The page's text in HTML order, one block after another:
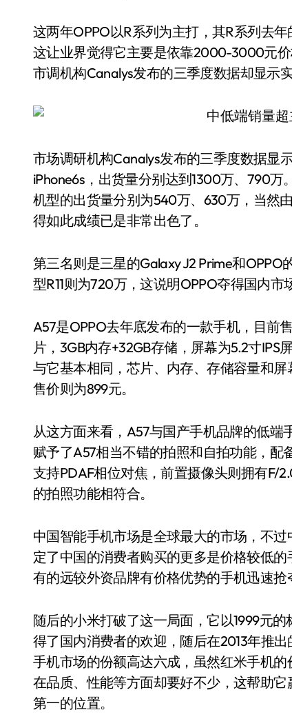
这两年OPPO以R系列为主打，其R系列去
这让业界觉得它主要是依靠2000-3000元
市调机构Canalys发布的三季度数据却显示实
市场调研机构Canalys发布的三季度数据显
iPhone6s，出货量分别达到1300万、790万
机型的出货量分别为540万、630万，当然
得如此成绩已是非常出色了。
第三名则是三星的Galaxy J2 Prime和
型R11则为720万，这说明OPPO夺得国内
A57是OPPO去年底发布的一款手机，目前
片，3GB内存+32GB存储，屏幕为5.2寸
与它基本相同，芯片、内存、存储容量和
售价则为899元。
从这方面来看，A57与国产手机品牌的低
赋予了A57相当不错的拍照和自拍功能，配
支持PDAF相位对焦，前置摄像头则拥有F/
的拍照功能相符合。
中国智能手机市场是全球最大的市场，不
定了中国的消费者购买的更多是价格较低
有的远较外资品牌有价格优势的手机迅速抢
随后的小米打破了这一局面，它以1999元
得了国内消费者的欢迎，随后在2013年推
手机市场的份额高达六成，虽然红米手机
在品质、性能等方面却要好不少，这帮助
第一的位置。